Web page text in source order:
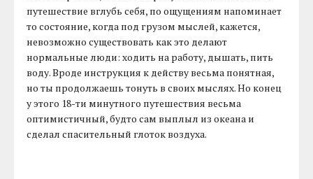
путешествие вглубь себя, по ощущениям напоминает
то состояние, когда под грузом мыслей, кажется,
невозможно существовать как это делают
нормальные люди: ходить на работу, дышать, пить
воду. Вроде инструкция к действу весьма понятная,
но ты продолжаешь тонуть в своих мыслях. Но конец
у этого 18-ти минутного путешествия весьма
оптимистичный, будто сам выплыл из океана и
сделал спасительный глоток воздуха.